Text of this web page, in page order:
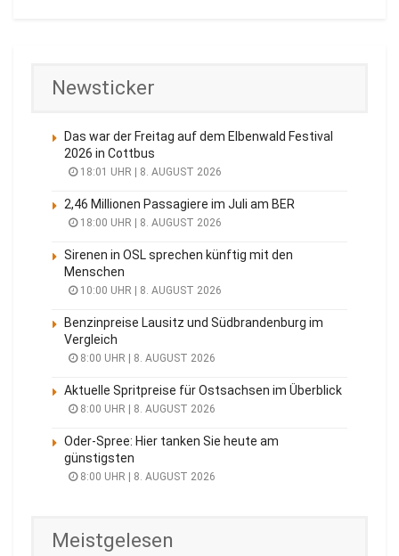
Newsticker
Das war der Freitag auf dem Elbenwald Festival
2026 in Cottbus
18:01 UHR | 8. AUGUST 2026
2,46 Millionen Passagiere im Juli am BER
18:00 UHR | 8. AUGUST 2026
Sirenen in OSL sprechen künftig mit den
Menschen
10:00 UHR | 8. AUGUST 2026
Benzinpreise Lausitz und Südbrandenburg im
Vergleich
8:00 UHR | 8. AUGUST 2026
Aktuelle Spritpreise für Ostsachsen im Überblick
8:00 UHR | 8. AUGUST 2026
Oder-Spree: Hier tanken Sie heute am
günstigsten
8:00 UHR | 8. AUGUST 2026
Meistgelesen